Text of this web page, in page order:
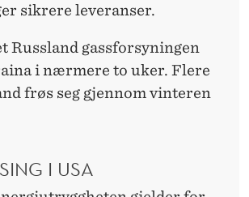
sikrere leveranser.
Russland gassforsyningen
i nærmere to uker. Flere
frøs seg gjennom vinteren
I USA